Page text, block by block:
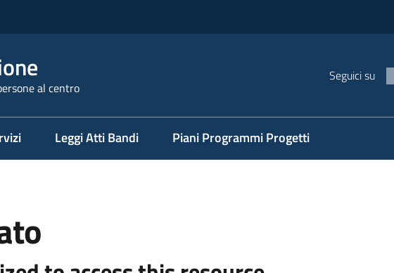
al centro
Seguici su
Leggi Atti Bandi Piani Programmi Progetti